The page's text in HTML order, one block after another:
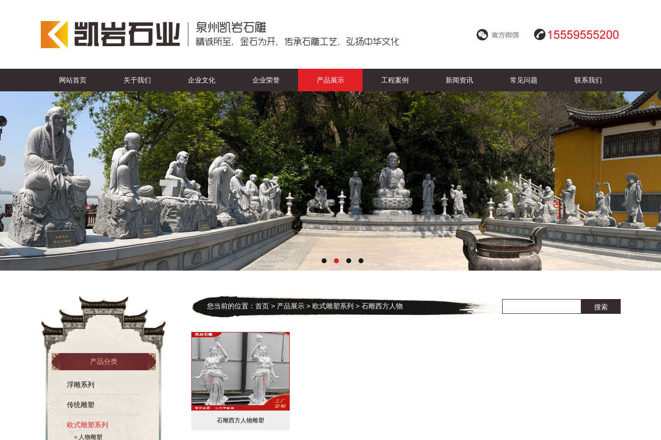
网站首页 关于我们 企业文化 企业荣誉 产品展示 工程案例 新闻资讯 常见问题 联系我们
产品分类
浮雕系列
传统雕塑
欧式雕塑系列
人物雕塑
您当前的位置： 首页 > 产品展示 > 欧式雕塑系列 > 石雕西方人物
石雕西方人物雕塑